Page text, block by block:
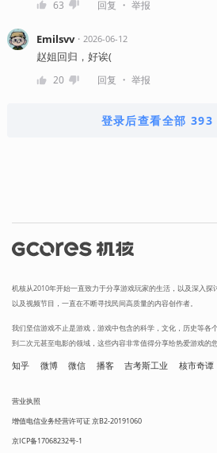
63 回复 ・ 举报
Emilsvv・ 2026-06-12
赵姐回归，好诶(
20 回复 ・ 举报
登录后查看全部 393
机核从2010年开始一直致力于分享游戏玩家的生活，以及深入
以及视频节目，一直在不断寻找民间高质量的内容创作者。
我们坚信游戏不止是游戏，游戏中包含的科学，文化，历史等各
到二次元甚至电影的领域，这些内容非常值得分享给热爱游戏的您
知乎 微博 微信 播客 吉考斯工业 核市奇谭
营业执照
增值电信业务经营许可证 京B2-20191060
京ICP备17068232号-1